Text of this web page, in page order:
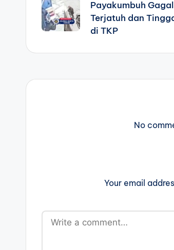
Payakumbuh
Terjatuh dan
di TKP
No
Your email